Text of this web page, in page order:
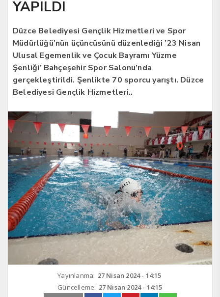
YAPILDI
Düzce Belediyesi Gençlik Hizmetleri ve Spor
Müdürlüğü’nün üçüncüsünü düzenlediği ’23 Nisan
Ulusal Egemenlik ve Çocuk Bayramı Yüzme
Şenliği’ Bahçeşehir Spor Salonu’nda
gerçekleştirildi. Şenlikte 70 sporcu yarıştı. Düzce
Belediyesi Gençlik Hizmetleri..
Yayınlanma: 27 Nisan 2024 - 14:15
Güncelleme: 27 Nisan 2024 - 14:15